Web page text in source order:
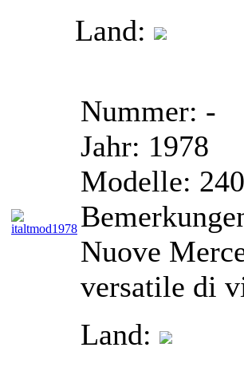
Land:
Nummer: -
Jahr: 1978
Modelle:
Nuove
versatile di
Land: